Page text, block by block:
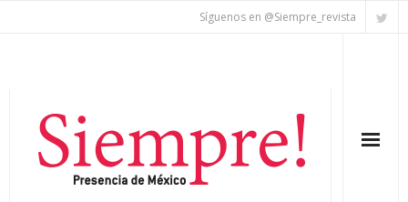
Síguenos en @Siempre_revista